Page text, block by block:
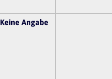
Keine Angabe